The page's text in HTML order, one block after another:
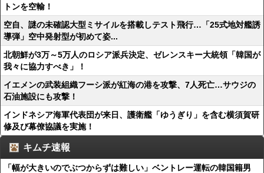
トンを空輸！
空自、謎の未確認大型ミサイルを搭載しテスト飛行…「25式地対艦誘
導弾」空中発射型が初めて姿...
北朝鮮が3万～5万人のロシア派兵決定、ゼレンスキー大統領「韓国が
我々に協力すべき」！
イエメンの武装組織フーシ派が紅海の港を攻撃、7人死亡…サウジの
石油施設にも攻撃！
インドネシア海軍代表団が来日、護衛艦「ゆうぎり」を含む横須賀研
修及び幕僚協議を実施！
キムチ速報
「幅が大きいのでぶつからずは難しい」ベントレー運転の韓国籍男